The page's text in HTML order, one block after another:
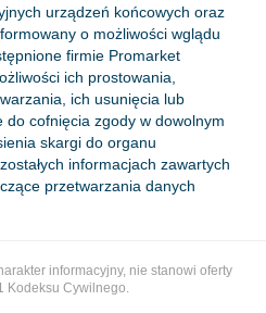
urządzeń końcowych oraz
o możliwości wglądu
firmie Promarket
ich prostowania,
ich usunięcia lub
cofnięcia zgody w dowolnym
skargi do organu
informacjach zawartych
przetwarzania danych
informacyjny, nie stanowi oferty
Kodeksu Cywilnego.